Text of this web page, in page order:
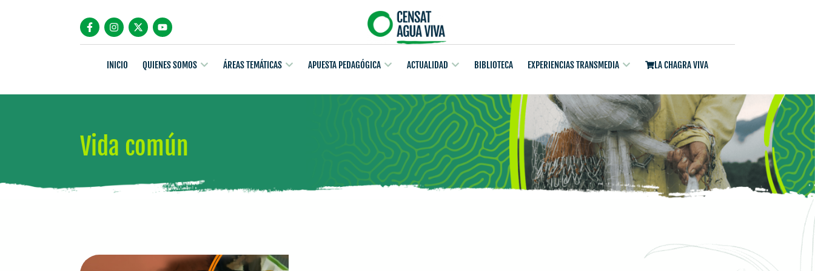
INICIO QUIENES SOMOS ÁREAS TEMÁTICAS APUESTA PEDAGÓGICA ACTUALIDAD BIBLIOTECA EXPERIENCIAS TRANSMEDIA LA CHAGRA VIVA
Vida común